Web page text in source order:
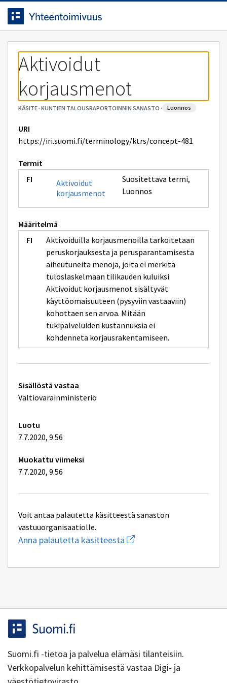
Siirrytty
sivulle
Siirry suoraan sisältöön.
Aktivoidut
korjausmenot
KÄSITE· KUNTIEN TALOUSRAPORTOINNIN SANASTO · luonnos
URI
https://iri.suomi.fi/terminology/ktrs/concept-481
Termit
Aktivoidut
korjausmenot
Suositettava termi,
Luonnos
Määritelmä
Aktivoiduilla korjausmenoilla tarkoitetaan
peruskorjauksesta ja perusparantamisesta
aiheutuneita menoja, joita ei merkitä
tuloslaskelmaan tilikauden kuluiksi.
Aktivoidut korjausmenot sisältyvät
käyttöomaisuuteen (pysyviin vastaaviin)
kohottaen sen arvoa. Mitään
tukipalveluiden kustannuksia ei
kohdenneta korjausrakentamiseen.
Tekniset
lisätiedot
Sisällöstä vastaa
Valtiovarainministeriö
Luotu
7.7.2020, 9.56
Muokattu viimeksi
7.7.2020, 9.56
Voit antaa palautetta käsitteestä sanaston
vastuuorganisaatiolle.
Anna palautetta käsitteestä Aloita
uuden
kirjoitus
Suomi.fi -tietoa ja palvelua elämäsi tilanteisiin.
Verkkopalvelun kehittämisestä vastaa Digi- ja